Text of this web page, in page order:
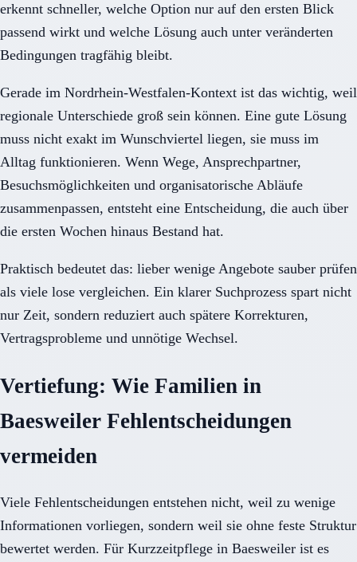
erkennt schneller, welche Option nur auf den ersten Blick
passend wirkt und welche Lösung auch unter veränderten
Bedingungen tragfähig bleibt.
Gerade im Nordrhein-Westfalen-Kontext ist das wichtig, weil
regionale Unterschiede groß sein können. Eine gute Lösung
muss nicht exakt im Wunschviertel liegen, sie muss im
Alltag funktionieren. Wenn Wege, Ansprechpartner,
Besuchsmöglichkeiten und organisatorische Abläufe
zusammenpassen, entsteht eine Entscheidung, die auch über
die ersten Wochen hinaus Bestand hat.
Praktisch bedeutet das: lieber wenige Angebote sauber prüfen
als viele lose vergleichen. Ein klarer Suchprozess spart nicht
nur Zeit, sondern reduziert auch spätere Korrekturen,
Vertragsprobleme und unnötige Wechsel.
Vertiefung: Wie Familien in
Baesweiler Fehlentscheidungen
vermeiden
Viele Fehlentscheidungen entstehen nicht, weil zu wenige
Informationen vorliegen, sondern weil sie ohne feste Struktur
bewertet werden. Für Kurzzeitpflege in Baesweiler ist es